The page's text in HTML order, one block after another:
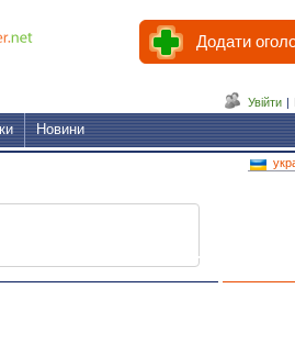
Додати
Увійти |
Новини